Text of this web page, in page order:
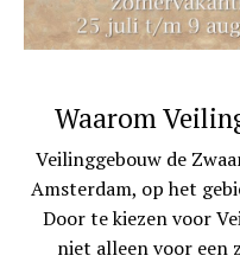
Waarom
Veilinggebouw de
Amsterdam, op het
Door te kiezen voor
niet alleen voor een